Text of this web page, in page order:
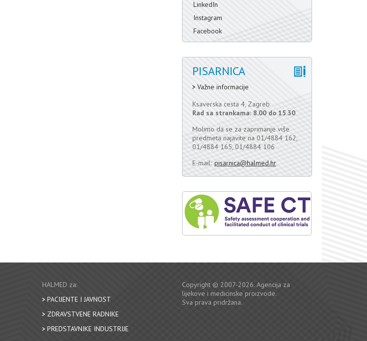
LinkedIn
Instagram
Facebook
PISARNICA
Važne informacije
Ksaverska cesta 4, Zagreb
Rad sa strankama: 8.00 do 15.30
Molimo da se za zaprimanje više
predmeta najavite na 01/4884 162,
01/4884 165, 01/4884 106
E-mail: pisarnica@halmed.hr
HALMED za:
PACIJENTE I JAVNOST
ZDRAVSTVENE RADNIKE
PREDSTAVNIKE INDUSTRIJE
Copyright © 2007-2026. Agencija za
lijekove i medicinske proizvode.
Sva prava pridržana.